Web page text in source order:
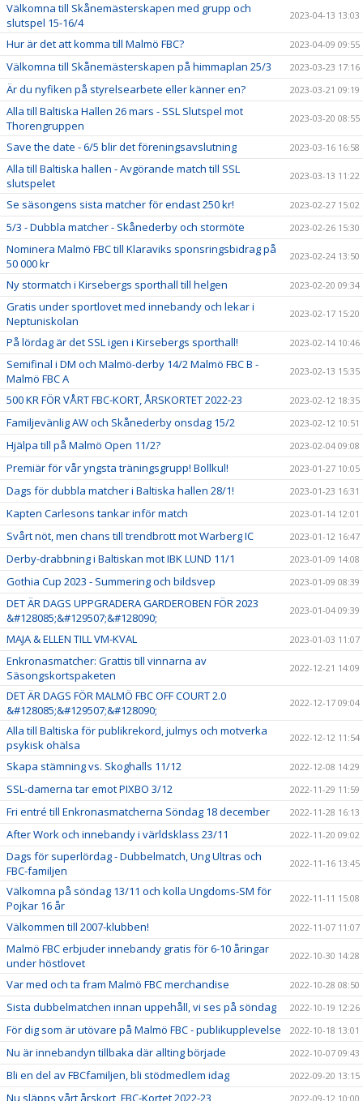
Välkomna till Skånemästerskapen med grupp och
slutspel 15-16/4
2023-04-13 13:03
Hur är det att komma till Malmö FBC? 2023-04-09 09:55
Välkomna till Skånemästerskapen på himmaplan 25/3 2023-03-23 17:16
Är du nyfiken på styrelsearbete eller känner en? 2023-03-21 09:19
Alla till Baltiska Hallen 26 mars - SSL Slutspel mot
Thorengruppen
2023-03-20 08:55
Save the date - 6/5 blir det föreningsavslutning 2023-03-16 16:58
Alla till Baltiska hallen - Avgörande match till SSL
slutspelet
2023-03-13 11:22
Se säsongens sista matcher för endast 250 kr! 2023-02-27 15:02
5/3 - Dubbla matcher - Skånederby och stormöte 2023-02-26 15:30
Nominera Malmö FBC till Klaraviks sponsringsbidrag på
50 000 kr
2023-02-24 13:50
Ny stormatch i Kirsebergs sporthall till helgen 2023-02-20 09:34
Gratis under sportlovet med innebandy och lekar i
Neptuniskolan
2023-02-17 15:20
På lördag är det SSL igen i Kirsebergs sporthall! 2023-02-14 10:46
Semifinal i DM och Malmö-derby 14/2 Malmö FBC B -
Malmö FBC A
2023-02-13 15:35
500 KR FÖR VÅRT FBC-KORT, ÅRSKORTET 2022-23 2023-02-12 18:35
Familjevänlig AW och Skånederby onsdag 15/2 2023-02-12 10:51
Hjälpa till på Malmö Open 11/2? 2023-02-04 09:08
Premiär för vår yngsta träningsgrupp! Bollkul! 2023-01-27 10:05
Dags för dubbla matcher i Baltiska hallen 28/1! 2023-01-23 16:31
Kapten Carlesons tankar inför match 2023-01-14 12:01
Svårt nöt, men chans till trendbrott mot Warberg IC 2023-01-12 16:47
Derby-drabbning i Baltiskan mot IBK LUND 11/1 2023-01-09 14:08
Gothia Cup 2023 - Summering och bildsvep 2023-01-09 08:39
DET ÄR DAGS UPPGRADERA GARDEROBEN FÖR 2023
&#128085;&#129507;&#128090;
2023-01-04 09:39
MAJA & ELLEN TILL VM-KVAL 2023-01-03 11:07
Enkronasmatcher: Grattis till vinnarna av
Säsongskortspaketen
2022-12-21 14:09
DET ÄR DAGS FÖR MALMÖ FBC OFF COURT 2.0
&#128085;&#129507;&#128090;
2022-12-17 09:04
Alla till Baltiska för publikrekord, julmys och motverka
psykisk ohälsa
2022-12-12 11:54
Skapa stämning vs. Skoghalls 11/12 2022-12-08 14:29
SSL-damerna tar emot PIXBO 3/12 2022-11-29 11:59
Fri entré till Enkronasmatcherna Söndag 18 december 2022-11-28 16:13
After Work och innebandy i världsklass 23/11 2022-11-20 09:02
Dags för superlördag - Dubbelmatch, Ung Ultras och
FBC-familjen
2022-11-16 13:45
Välkomna på söndag 13/11 och kolla Ungdoms-SM för
Pojkar 16 år
2022-11-11 15:08
Välkommen till 2007-klubben! 2022-11-07 11:07
Malmö FBC erbjuder innebandy gratis för 6-10 åringar
under höstlovet
2022-10-30 14:28
Var med och ta fram Malmö FBC merchandise 2022-10-28 08:50
Sista dubbelmatchen innan uppehåll, vi ses på söndag 2022-10-19 12:26
För dig som är utövare på Malmö FBC - publikupplevelse 2022-10-18 13:01
Nu är innebandyn tillbaka där allting började 2022-10-07 09:43
Bli en del av FBCfamiljen, bli stödmedlem idag 2022-09-20 13:15
Nu släpps vårt årskort, FBC-Kortet 2022-23 2022-09-12 10:00